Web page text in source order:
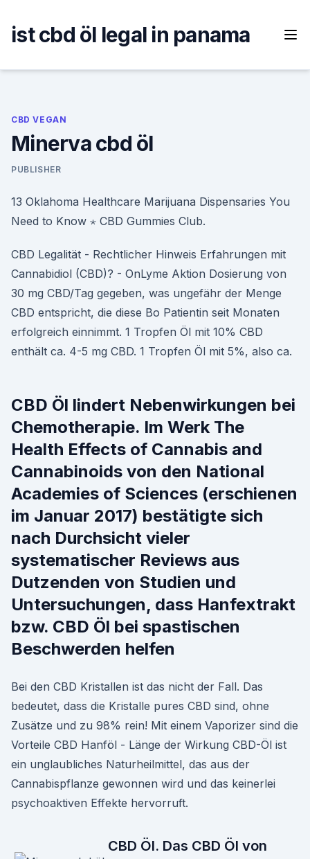
content
ist cbd öl legal in panama
CBD VEGAN
Minerva cbd öl
PUBLISHER
13 Oklahoma Healthcare Marijuana Dispensaries You
Need to Know ⋆ CBD Gummies Club.
CBD Legalität - Rechtlicher Hinweis Erfahrungen mit
Cannabidiol (CBD)? - OnLyme Aktion Dosierung von
30 mg CBD/Tag gegeben, was ungefähr der Menge
CBD entspricht, die diese Bo Patientin seit Monaten
erfolgreich einnimmt. 1 Tropfen Öl mit 10% CBD
enthält ca. 4-5 mg CBD. 1 Tropfen Öl mit 5%, also ca.
CBD Öl lindert Nebenwirkungen bei
Chemotherapie. Im Werk The
Health Effects of Cannabis and
Cannabinoids von den National
Academies of Sciences (erschienen
im Januar 2017) bestätigte sich
nach Durchsicht vieler
systematischer Reviews aus
Dutzenden von Studien und
Untersuchungen, dass Hanfextrakt
bzw. CBD Öl bei spastischen
Beschwerden helfen
Bei den CBD Kristallen ist das nicht der Fall. Das
bedeutet, dass die Kristalle pures CBD sind, ohne
Zusätze und zu 98% rein! Mit einem Vaporizer sind die
Vorteile CBD Hanföl - Länge der Wirkung CBD-Öl ist
ein unglaubliches Naturheilmittel, das aus der
Cannabispflanze gewonnen wird und das keinerlei
psychoaktiven Effekte hervorruft.
CBD Öl. Das CBD Öl von